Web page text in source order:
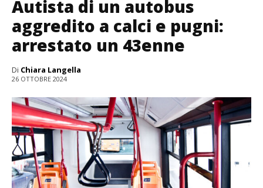
Autista di un autobus
aggredito a calci e pugni:
arrestato un 43enne
Di Chiara Langella
26 OTTOBRE 2024